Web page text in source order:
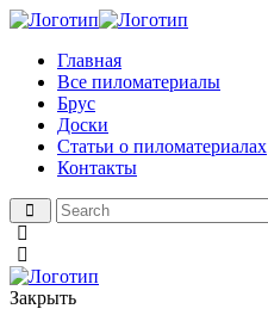
Главная
Все пиломатериалы
Брус
Доски
Статьи о пиломатериалах
Контакты
Закрыть